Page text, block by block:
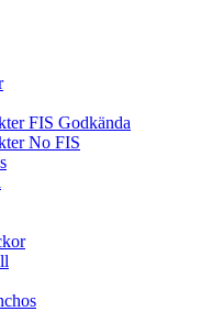
FIS Godkända
No FIS